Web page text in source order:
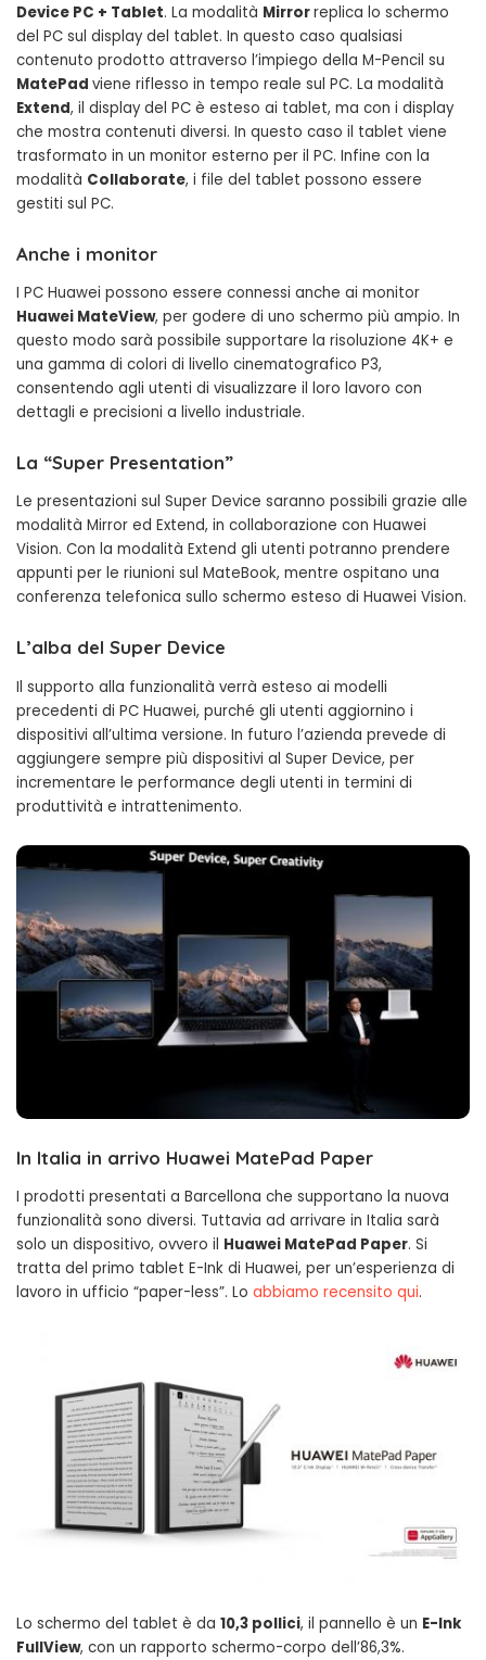
Device PC + Tablet. La modalità Mirrorreplica lo schermo
del PC sul display del tablet. In questo caso qualsiasi
contenuto prodotto attraverso l’impiego della M-Pencil su
MatePad viene riflesso in tempo reale sul PC. La modalità
Extend, il display del PC è esteso ai tablet, ma con i display
che mostra contenuti diversi. In questo caso il tablet viene
trasformato in un monitor esterno per il PC. Infine con la
modalità Collaborate, i file del tablet possono essere
gestiti sul PC.
Anche i monitor
I PC Huawei possono essere connessi anche ai monitor
Huawei MateView, per godere di uno schermo più ampio. In
questo modo sarà possibile supportare la risoluzione 4K+ e
una gamma di colori di livello cinematografico P3,
consentendo agli utenti di visualizzare il loro lavoro con
dettagli e precisioni a livello industriale.
La “Super Presentation”
Le presentazioni sul Super Device saranno possibili grazie alle
modalità Mirror ed Extend, in collaborazione con Huawei
Vision. Con la modalità Extend gli utenti potranno prendere
appunti per le riunioni sul MateBook, mentre ospitano una
conferenza telefonica sullo schermo esteso di Huawei Vision.
L’alba del Super Device
Il supporto alla funzionalità verrà esteso ai modelli
precedenti di PC Huawei, purché gli utenti aggiornino i
dispositivi all’ultima versione. In futuro l’azienda prevede di
aggiungere sempre più dispositivi al Super Device, per
incrementare le performance degli utenti in termini di
produttività e intrattenimento.
In Italia in arrivo Huawei MatePad Paper
I prodotti presentati a Barcellona che supportano la nuova
funzionalità sono diversi. Tuttavia ad arrivare in Italia sarà
solo un dispositivo, ovvero il Huawei MatePad Paper. Si
tratta del primo tablet E-Ink di Huawei, per un’esperienza di
lavoro in ufficio “paper-less”. Lo abbiamo recensito qui.
Lo schermo del tablet è da 10,3 pollici, il pannello è un E-Ink
FullView, con un rapporto schermo-corpo dell’86,3%.